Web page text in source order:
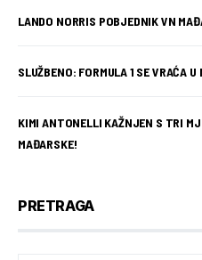
LANDO NORRIS POBJEDNIK VN
SLUŽBENO: FORMULA 1 SE VRAĆA
KIMI ANTONELLI KAŽNJEN S TRI
MAĐARSKE!
PRETRAGA